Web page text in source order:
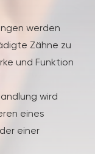
werden
Zähne zu
und Funktion
wird
eines
einer